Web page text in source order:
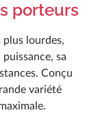
porteurs
plus lourdes,
sa
Conçu
variété